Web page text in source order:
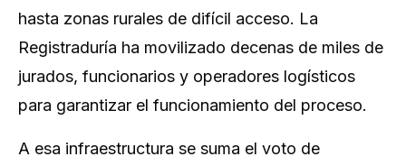
hasta zonas rurales de difícil acceso. La
Registraduría ha movilizado decenas de miles de
jurados, funcionarios y operadores logísticos
para garantizar el funcionamiento del proceso.
A esa infraestructura se suma el voto de